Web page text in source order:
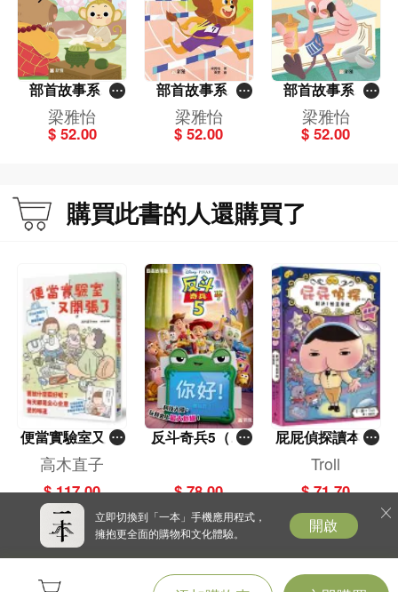
部首故事系列
（第一輯）小猴
子的慈悲心：心
梁雅怡
$ 52.00
部首故事系列
（第一輯）跑跑
跳跳運動會：足
梁雅怡
$ 52.00
部首故事系列
（第一輯）烤炸
蒸煮烹飪班：火
梁雅怡
$ 52.00
購買此書的人還購買了
便當實驗室又開
張了——日日和
特別日的菜單挑
戰記
高木直子
$ 117.00
反斗奇兵5（圖
$ 78.00
屁屁偵探讀本(1
3)－－對決！怪
篇）
Troll
$ 71.70
立即切換到「一本」手機應用程式，
擁抱更全面的購物和文化體驗。
開啟